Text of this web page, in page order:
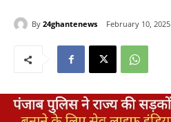
By 24ghantenews February 10, 2025